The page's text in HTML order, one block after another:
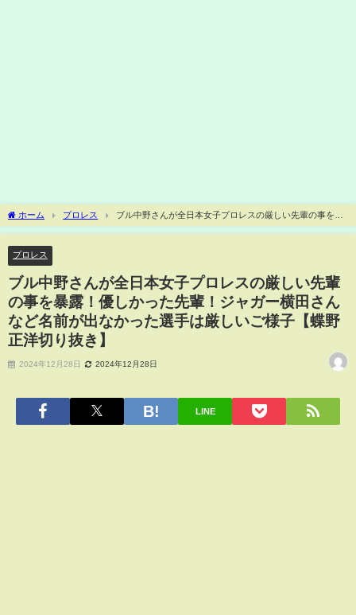
ホーム プロレス
ブル中野さんが全日本女子プロレスの厳しい先輩の事を暴
露！優しかった先輩！ジャガー横田さんなど名前が出なかった選手は厳しいご様子
プロレス
ブル中野さんが全日本女子プロレスの厳しい先輩
の事を暴露！優しかった先輩！ジャガー横田さん
など名前が出なかった選手は厳しいご様子【蝶野
正洋切り抜き】
2024年12月28日 2024年12月28日
LINE